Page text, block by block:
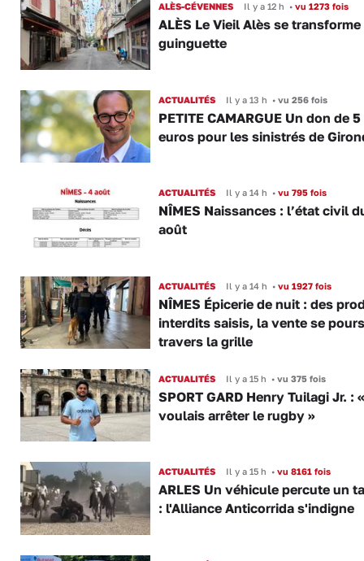
ALÈS-CÉVENNES Il y a 12 h •vu 1273 fois
ALÈS Le Vieil Alès se transforme
guinguette
ACTUALITÉS Il y a 13 h •vu 256 fois
PETITE CAMARGUE Un don de
euros pour les sinistrés de
ACTUALITÉS Il y a 14 h •vu 795 fois
NÎMES Naissances : l’état civil
août
ACTUALITÉS Il y a 14 h •vu 1927 fois
NÎMES Épicerie de nuit : des
interdits saisis, la vente se
travers la grille
ACTUALITÉS Il y a 15 h •vu 375 fois
SPORT GARD Henry Tuilagi Jr. :
voulais arrêter le rugby »
ACTUALITÉS Il y a 15 h •vu 8161 fois
ARLES Un véhicule percute un
: l'Alliance Anticorrida s'indigne